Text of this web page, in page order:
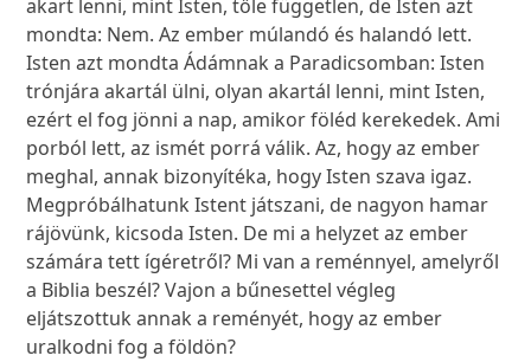
akart lenni, mint Isten, tőle független, de Isten azt
mondta: Nem. Az ember múlandó és halandó lett.
Isten azt mondta Ádámnak a Paradicsomban: Isten
trónjára akartál ülni, olyan akartál lenni, mint Isten,
ezért el fog jönni a nap, amikor föléd kerekedek. Ami
porból lett, az ismét porrá válik. Az, hogy az ember
meghal, annak bizonyítéka, hogy Isten szava igaz.
Megpróbálhatunk Istent játszani, de nagyon hamar
rájövünk, kicsoda Isten. De mi a helyzet az ember
számára tett ígéretről? Mi van a reménnyel, amelyről
a Biblia beszél? Vajon a bűnesettel végleg
eljátszottuk annak a reményét, hogy az ember
uralkodni fog a földön?